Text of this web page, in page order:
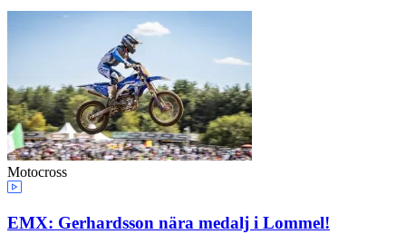
Motocross
EMX: Gerhardsson nära medalj i Lommel!